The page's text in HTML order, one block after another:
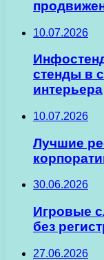
10.07.2026
стенды в
интерьера
10.07.2026
Лучшие
30.06.2026
Игровые
без
27.06.2026